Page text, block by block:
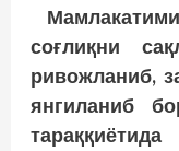
соғлиқни
ривожланиб,
янгиланиб